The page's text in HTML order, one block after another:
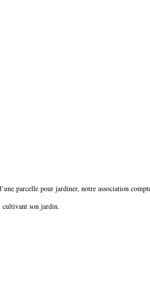
parcelle pour jardiner, notre association
son jardin.